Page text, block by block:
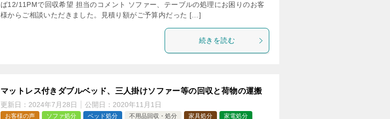
ば12/11PMで回収希望 担当のコメント ソファー、テーブルの処理にお困りのお客
様からご相談いただきました。見積り額がご予算内だった […]
続きを読む
マットレス付きダブルベッド、三人掛けソファー等の回収と荷物の運搬
更新日： 2024年7月28日 公開日： 2020年11月1日
お客様の声 ソファ処分 ベッド処分 不用品回収・処分 家具処分 家電処分